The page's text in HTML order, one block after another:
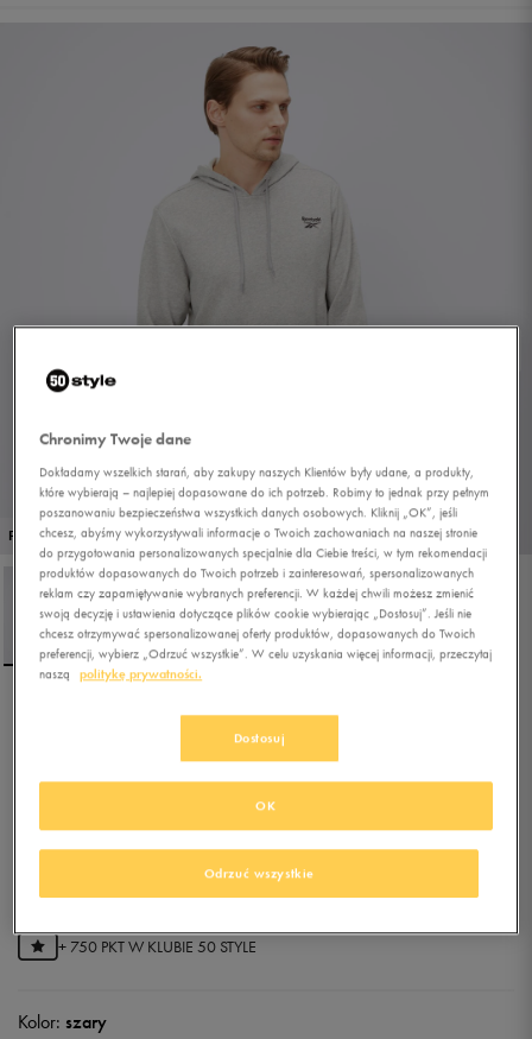
PROMO: DO -30%
REEBOK BLUZA Z
CHEST OTH HOOD
(najniższa cena od momentu wprowadzenia produktu)
89,99złz Vat
+ 750 PKT W KLUBIE 50 STYLE
Kolor: szary
Chronimy Twoje dane
Dokładamy wszelkich starań, aby zakupy naszych Klientów były udane, a produkty,
które wybierają – najlepiej dopasowane do ich potrzeb. Robimy to jednak przy pełnym
poszanowaniu bezpieczeństwa wszystkich danych osobowych. Kliknij „OK”, jeśli
chcesz, abyśmy wykorzystywali informacje o Twoich zachowaniach na naszej stronie
do przygotowania personalizowanych specjalnie dla Ciebie treści, w tym rekomendacji
produktów dopasowanych do Twoich potrzeb i zainteresowań, spersonalizowanych
reklam czy zapamiętywanie wybranych preferencji. W każdej chwili możesz zmienić
swoją decyzję i ustawienia dotyczące plików cookie wybierając „Dostosuj”. Jeśli nie
chcesz otrzymywać spersonalizowanej oferty produktów, dopasowanych do Twoich
preferencji, wybierz „Odrzuć wszystkie”. W celu uzyskania więcej informacji, przeczytaj
naszą
politykę prywatności.
Dostosuj
Odrzuć wszystkie
OK